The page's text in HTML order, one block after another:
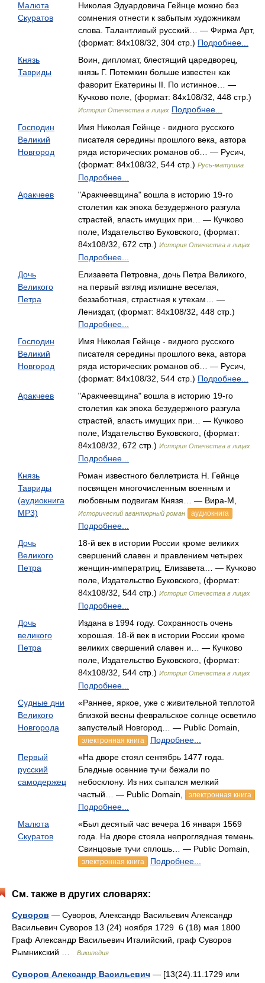
Малюта
Скуратов
Николая Эдуардовича Гейнце можно без
сомнения отнести к забытым художникам
слова. Талантливый русский… — Фирма Арт,
(формат: 84x108/32, 304 стр.) Подробнее...
Князь
Тавриды
Воин, дипломат, блестящий царедворец,
князь Г. Потемкин больше известен как
фаворит Екатерины II. По истинное… —
Кучково поле, (формат: 84x108/32, 448 стр.)
История Отечества в лицах Подробнее...
Господин
Великий
Новгород
Имя Николая Гейнце - видного русского
писателя середины прошлого века, автора
ряда исторических романов об… — Русич,
(формат: 84x108/32, 544 стр.) Русь-матушка
Подробнее...
Аракчеев
"Аракчеевщина" вошла в историю 19-го
столетия как эпоха безудержного разгула
страстей, власть имущих при… — Кучково
поле, Издательство Буковского, (формат:
84x108/32, 672 стр.) История Отечества в лицах
Подробнее...
Дочь
Великого
Петра
Елизавета Петровна, дочь Петра Великого,
на первый взгляд излишне веселая,
беззаботная, страстная к утехам… —
Лениздат, (формат: 84x108/32, 448 стр.)
Подробнее...
Господин
Великий
Новгород
Имя Николая Гейнце - видного русского
писателя середины прошлого века, автора
ряда исторических романов об… — Русич,
(формат: 84x108/32, 544 стр.) Подробнее...
Аракчеев
"Аракчеевщина" вошла в историю 19-го
столетия как эпоха безудержного разгула
страстей, власть имущих при… — Кучково
поле, Издательство Буковского, (формат:
84x108/32, 672 стр.) История Отечества в лицах
Подробнее...
Князь
Тавриды
(аудиокнига
MP3)
Роман известного беллетриста Н. Гейнце
посвящен многочисленным военным и
любовным подвигам Князя… — Вира-М,
Исторический авантюрный роман аудиокнига
Подробнее...
Дочь
Великого
Петра
18-й век в истории России кроме великих
свершений славен и правлением четырех
женщин-императриц. Елизавета… — Кучково
поле, Издательство Буковского, (формат:
84x108/32, 544 стр.) История Отечества в лицах
Подробнее...
Дочь
великого
Петра
Издана в 1994 году. Сохранность очень
хорошая. 18-й век в истории России кроме
великих свершений славен и… — Кучково
поле, Издательство Буковского, (формат:
84x108/32, 544 стр.) История Отечества в лицах
Подробнее...
Судные дни
Великого
Новгорода
«Раннее, яркое, уже с живительной теплотой
близкой весны февральское солнце осветило
запустелый Новгород… — Public Domain,
электронная книга
Подробнее...
Первый
русский
самодержец
«На дворе стоял сентябрь 1477 года.
Бледные осенние тучи бежали по
небосклону. Из них сыпался мелкий
частый… — Public Domain,
электронная книга
Подробнее...
Малюта
Скуратов
«Был десятый час вечера 16 января 1569
года. На дворе стояла непроглядная темень.
Свинцовые тучи сплошь… — Public Domain,
электронная книга Подробнее...
См. также в других словарях:
Суворов — Суворов, Александр Васильевич Александр
Васильевич Суворов 13 (24) ноября 1729 6 (18) мая 1800
Граф Александр Васильевич Италийский, граф Суворов
Рымникский …
Википедия
Суворов Александр Васильевич — [13(24).11.1729 или